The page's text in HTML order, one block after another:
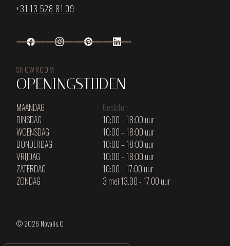
+31 13 528 81 09
SHOWROOM
OPENINGSTIJDEN
MAANDAG
Gesloten
DINSDAG
10:00 – 18:00 uur
WOENSDAG
10:00 – 18:00 uur
DONDERDAG
10:00 – 18:00 uur
VRIJDAG
10:00 – 18:00 uur
ZATERDAG
10:00 – 17:00 uur
ZONDAG
3 mei 13.00 - 17.00 uur
© 2026 Novalis.O